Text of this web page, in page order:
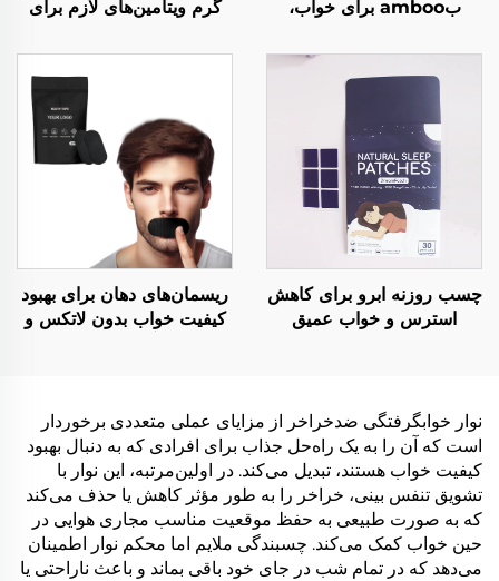
بamboo برای خواب،
چسب لب قابل عشق برای
خواب
گرم ویتامین‌های لازم برای
موضعی برای پشتیبانی از
چسب روزنه ابرو برای کاهش
استرس و خواب عمیق
ریسمان‌های دهان برای بهبود
کیفیت خواب بدون لاتکس و
نوار خوابگرفتگی ضد‌خراخر از مزایای عملی متعددی برخوردار
است که آن را به یک راه‌حل جذاب برای افرادی که به دنبال بهبود
کیفیت خواب هستند، تبدیل می‌کند. در اولین‌مرتبه، این نوار با
تشویق تنفس بینی، خراخر را به طور مؤثر کاهش یا حذف می‌کند
که به صورت طبیعی به حفظ موقعیت مناسب مجاری هوایی در
حین خواب کمک می‌کند. چسبندگی ملایم اما محکم نوار اطمینان
می‌دهد که در تمام شب در جای خود باقی بماند و باعث ناراحتی یا